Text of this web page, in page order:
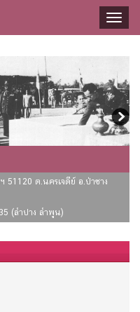
51120 ต.นครเจดีย์ อ.ป่าซาง
(ลำปาง ลำพูน)